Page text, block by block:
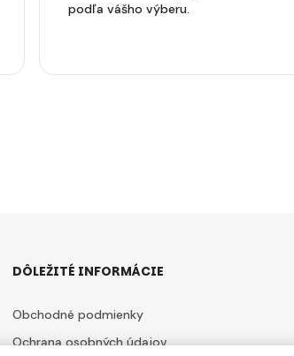
podľa vášho výberu.
DÔLEŽITÉ INFORMÁCIE
Obchodné podmienky
Ochrana osobných údajov